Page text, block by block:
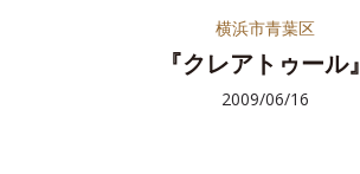
横浜市青葉区
『クレアトゥール』
2009/06/16